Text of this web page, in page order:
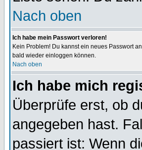
Nach oben
Ich habe mein Passwort verloren!
Kein Problem! Du kannst ein neues Passwort
bald wieder einloggen können.
Nach oben
Ich habe mich
Überprüfe erst, ob
angegeben hast.
passiert ist: Wenn